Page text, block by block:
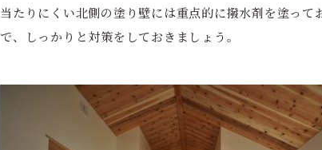
当たりにくい北側の塗り壁には重点的に撥水剤を塗っ
で、しっかりと対策をしておきましょう。